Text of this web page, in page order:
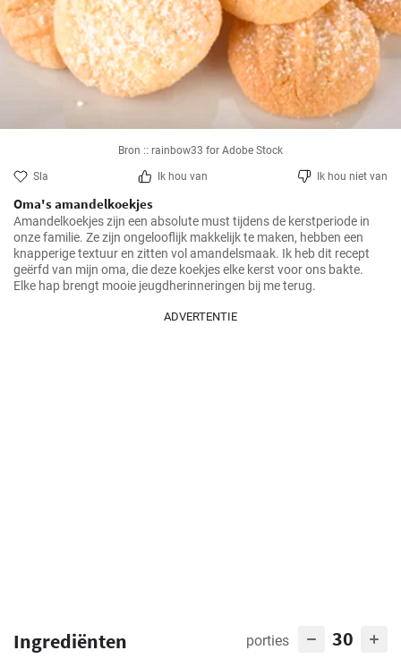
Bron :: rainbow33 for Adobe Stock
Sla Ik hou van Ik hou niet van
Oma's amandelkoekjes
Amandelkoekjes zijn een absolute must tijdens de kerstperiode in
onze familie. Ze zijn ongelooflijk makkelijk te maken, hebben een
knapperige textuur en zitten vol amandelsmaak. Ik heb dit recept
geërfd van mijn oma, die deze koekjes elke kerst voor ons bakte.
Elke hap brengt mooie jeugdherinneringen bij me terug.
ADVERTENTIE
Ingrediënten porties 30